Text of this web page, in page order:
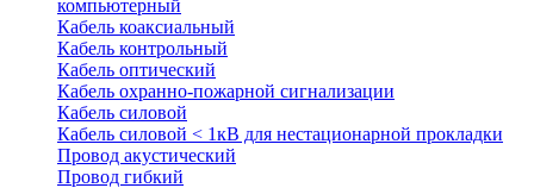
компьютерный
Кабель коаксиальный
Кабель контрольный
Кабель оптический
Кабель охранно-пожарной сигнализации
Кабель силовой
Кабель силовой < 1кВ для нестационарной прокладки
Провод акустический
Провод гибкий